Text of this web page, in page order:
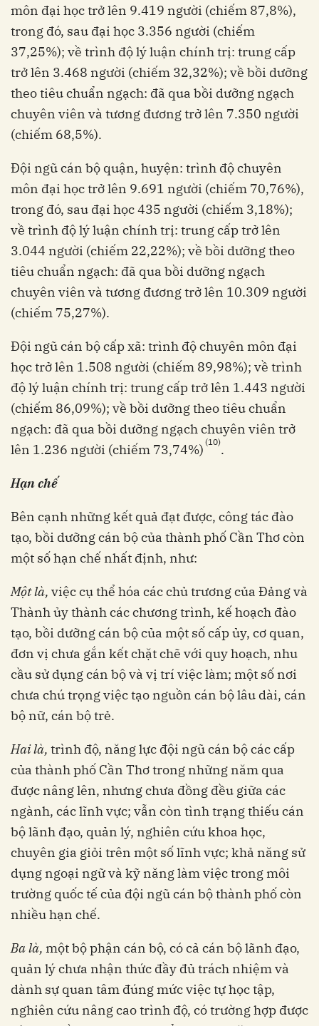
môn đại học trở lên 9.419 người (chiếm 87,8%),
trong đó, sau đại học 3.356 người (chiếm
37,25%); về trình độ lý luận chính trị: trung cấp
trở lên 3.468 người (chiếm 32,32%); về bồi dưỡng
theo tiêu chuẩn ngạch: đã qua bồi dưỡng ngạch
chuyên viên và tương đương trở lên 7.350 người
(chiếm 68,5%).
Đội ngũ cán bộ quận, huyện: trình độ chuyên
môn đại học trở lên 9.691 người (chiếm 70,76%),
trong đó, sau đại học 435 người (chiếm 3,18%);
về trình độ lý luận chính trị: trung cấp trở lên
3.044 người (chiếm 22,22%); về bồi dưỡng theo
tiêu chuẩn ngạch: đã qua bồi dưỡng ngạch
chuyên viên và tương đương trở lên 10.309 người
(chiếm 75,27%).
Đội ngũ cán bộ cấp xã: trình độ chuyên môn đại
học trở lên 1.508 người (chiếm 89,98%); về trình
độ lý luận chính trị: trung cấp trở lên 1.443 người
(chiếm 86,09%); về bồi dưỡng theo tiêu chuẩn
ngạch: đã qua bồi dưỡng ngạch chuyên viên trở
lên 1.236 người (chiếm 73,74%) (10).
Hạn chế
Bên cạnh những kết quả đạt được, công tác đào
tạo, bồi dưỡng cán bộ của thành phố Cần Thơ còn
một số hạn chế nhất định, như:
Một là, việc cụ thể hóa các chủ trương của Đảng và
Thành ủy thành các chương trình, kế hoạch đào
tạo, bồi dưỡng cán bộ của một số cấp ủy, cơ quan,
đơn vị chưa gắn kết chặt chẽ với quy hoạch, nhu
cầu sử dụng cán bộ và vị trí việc làm; một số nơi
chưa chú trọng việc tạo nguồn cán bộ lâu dài, cán
bộ nữ, cán bộ trẻ.
Hai là, trình độ, năng lực đội ngũ cán bộ các cấp
của thành phố Cần Thơ trong những năm qua
được nâng lên, nhưng chưa đồng đều giữa các
ngành, các lĩnh vực; vẫn còn tình trạng thiếu cán
bộ lãnh đạo, quản lý, nghiên cứu khoa học,
chuyên gia giỏi trên một số lĩnh vực; khả năng sử
dụng ngoại ngữ và kỹ năng làm việc trong môi
trường quốc tế của đội ngũ cán bộ thành phố còn
nhiều hạn chế.
Ba là, một bộ phận cán bộ, có cả cán bộ lãnh đạo,
quản lý chưa nhận thức đầy đủ trách nhiệm và
dành sự quan tâm đúng mức việc tự học tập,
nghiên cứu nâng cao trình độ, có trường hợp được